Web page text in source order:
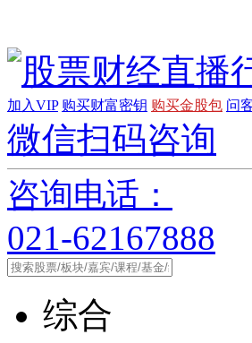
加入VIP 购买财富密钥 购买金股包 问
微信扫码咨询
咨询电话：
021-62167888
综合